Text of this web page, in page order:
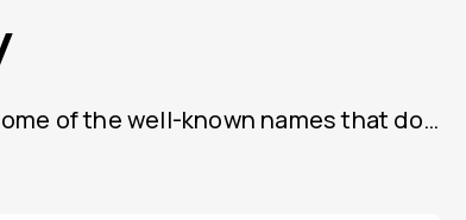
of the well-known names that do…